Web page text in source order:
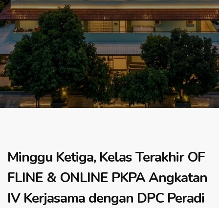
Minggu Ketiga, Kelas Terakhir OF
FLINE & ONLINE PKPA Angkatan
IV Kerjasama dengan DPC Peradi